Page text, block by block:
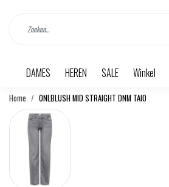
DAMES HEREN SALE Winkel
Home ONLBLUSH MID STRAIGHT DNM TAI0